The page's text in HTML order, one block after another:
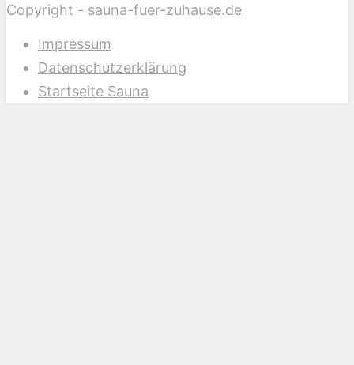
Copyright - sauna-fuer-zuhause.de
Impressum
Datenschutzerklärung
Startseite Sauna